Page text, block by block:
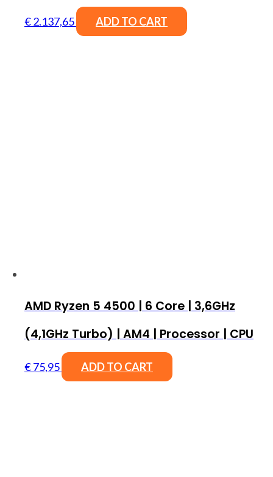
€2.137,65 ADD TO CART
AMD Ryzen 5 4500 | 6 Core | 3,6GHz
(4,1GHz Turbo) | AM4 | Processor | CPU
€75,95 ADD TO CART